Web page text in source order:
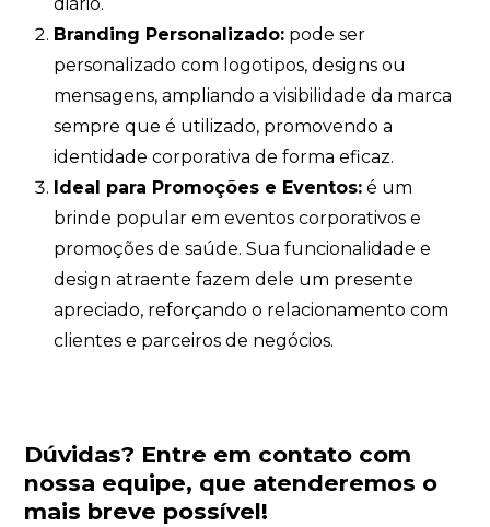
Branding Personalizado:pode ser
personalizado com logotipos, designs ou
mensagens, ampliando a visibilidade da marca
sempre que é utilizado, promovendo a
identidade corporativa de forma eficaz.
Ideal para Promoções e Eventos:é um
brinde popular em eventos corporativos e
promoções de saúde. Sua funcionalidade e
design atraente fazem dele um presente
apreciado, reforçando o relacionamento com
clientes e parceiros de negócios.
Dúvidas? Entre em contato com
nossa equipe, que atenderemos o
mais breve possível!